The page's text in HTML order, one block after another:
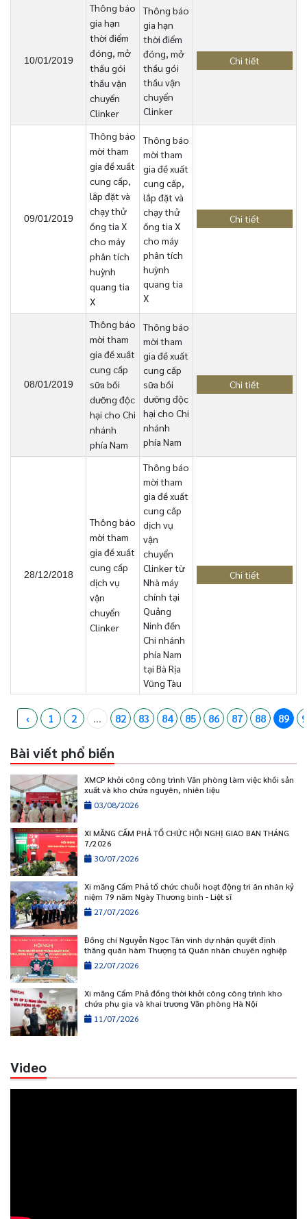
10/01/2019
Thông báo
gia hạn
thời điểm
đóng, mở
thầu gói
thầu vận
chuyển
Clinker
Thông báo
gia hạn
thời điểm
đóng, mở
thầu gói
thầu vận
chuyển
Clinker
Chi tiết
09/01/2019
Thông báo
mời tham
gia đề xuất
cung cấp,
lắp đặt và
chạy thử
ống tia X
cho máy
phân tích
huỳnh
quang tia
X
Thông báo
mời tham
gia đề xuất
cung cấp,
lắp đặt và
chạy thử
ống tia X
cho máy
phân tích
huỳnh
quang tia
X
Chi tiết
08/01/2019
Thông báo
mời tham
gia đề xuất
cung cấp
sữa bồi
dưỡng độc
hại cho Chi
nhánh
phía Nam
Thông báo
mời tham
gia đề xuất
cung cấp
sữa bồi
dưỡng độc
hại cho Chi
nhánh
phía Nam
Chi tiết
28/12/2018
Thông báo
mời tham
gia đề xuất
cung cấp
dịch vụ
vận
chuyển
Clinker
Thông báo
mời tham
gia đề xuất
cung cấp
dịch vụ
vận
chuyển
Clinker từ
Nhà máy
chính tại
Quảng
Ninh đến
Chi nhánh
phía Nam
tại Bà Rịa
Vũng Tàu
Chi tiết
‹ 1 2 ... 82 83 84 85 86 87 88 89
Bài viết phổ biến
XMCP khởi công công trình Văn phòng làm việc khối sản
xuất và kho chứa nguyên, nhiên liệu
03/08/2026
XI MĂNG CẨM PHẢ TỔ CHỨC HỘI NGHỊ GIAO BAN THÁNG
7/2026
30/07/2026
Xi măng Cẩm Phả tổ chức chuỗi hoạt động tri ân nhân kỷ
niệm 79 năm Ngày Thương binh - Liệt sĩ
27/07/2026
Đồng chí Nguyễn Ngọc Tân vinh dự nhận quyết định
thăng quân hàm Thượng tá Quân nhân chuyên nghiệp
22/07/2026
Xi măng Cẩm Phả đồng thời khởi công công trình kho
chứa phụ gia và khai trương Văn phòng Hà Nội
11/07/2026
Video